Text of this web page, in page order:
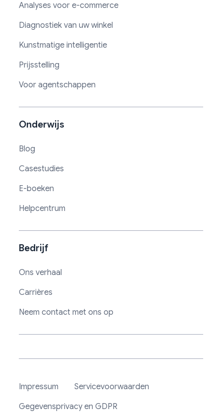
Analyses voor e-commerce
Diagnostiek van uw winkel
Kunstmatige intelligentie
Prijsstelling
Voor agentschappen
Onderwijs
Blog
Casestudies
E-boeken
Helpcentrum
Bedrijf
Ons verhaal
Carrières
Neem contact met ons op
Impressum
Servicevoorwaarden
Gegevensprivacy en GDPR